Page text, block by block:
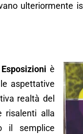
ulteriormente
è
aspettative
realtà del
risalenti alla
il semplice